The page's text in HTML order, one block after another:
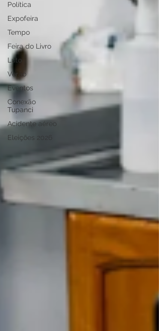
Política
Expofeira
Tempo
Feira do Livro
Luto
Verão
Eventos
Conexão
Tupanci
Acidente aéreo
Eleições 2026